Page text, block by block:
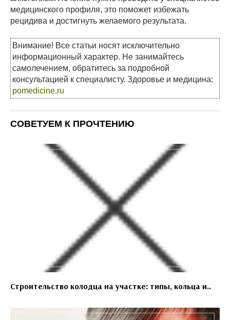
медицинского профиля, это поможет избежать
рецидива и достигнуть желаемого результата.
Внимание! Все статьи носят исключительно
информационный характер. Не занимайтесь
самолечением, обратитесь за подробной
консультацией к специалисту. Здоровье и медицина:
pomedicine.ru
СОВЕТУЕМ К ПРОЧТЕНИЮ
Строительство колодца на участке: типы, кольца и..